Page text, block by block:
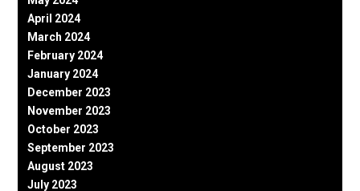
April 2024
March 2024
February 2024
January 2024
December 2023
November 2023
October 2023
September 2023
August 2023
July 2023